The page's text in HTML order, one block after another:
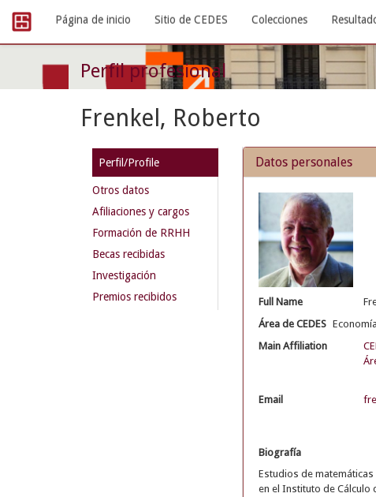
navigation
Página de inicio Sitio de CEDES Colecciones
Perfil profesional
Frenkel, Roberto
Perfil/Profile
Otros datos
Afiliaciones y cargos
Formación de RRHH
Becas recibidas
Investigación
Premios recibidos
Datos personales
Full Name
Área de CEDES Economía
Main Affiliation
Email
Biografía
Estudios de
en el Instituto de